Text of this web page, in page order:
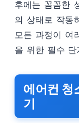
후에는 꼼꼼한
의 상태로 작동
모든 과정이 여
을 위한 필수 단
에어컨 청
기